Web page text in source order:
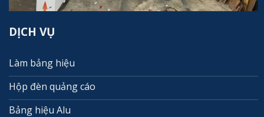
DỊCH VỤ
Làm bảng hiệu
Hộp đèn quảng cáo
Bảng hiệu Alu